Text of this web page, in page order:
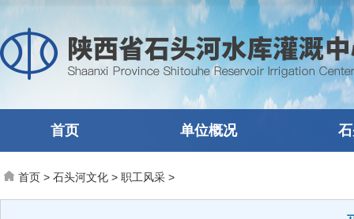
首页 单位概况
首页 > 石头河文化 > 职工风采 >